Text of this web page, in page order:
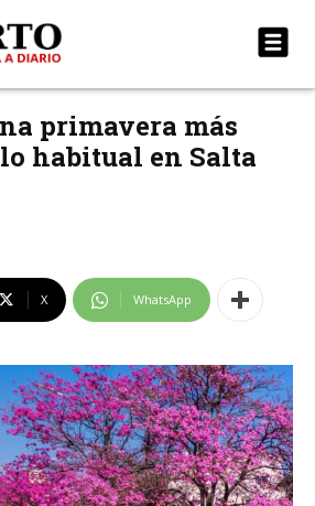
primavera más
habitual en Salta
X WhatsApp